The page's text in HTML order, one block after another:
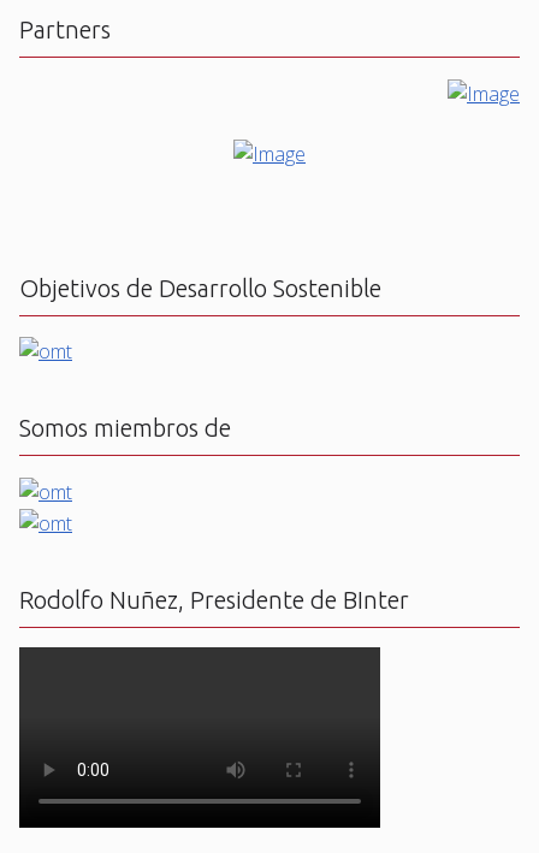
Partners
Objetivos de Desarrollo Sostenible
Somos miembros de
Rodolfo Nuñez, Presidente de BInter